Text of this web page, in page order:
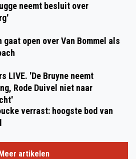
neemt besluit over
gaat open over Van Bommel als
LIVE. 'De Bruyne neemt
Rode Duivel niet naar
verrast: hoogste bod van
artikelen